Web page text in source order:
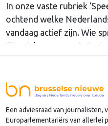
In onze vaste rubriek
ochtend welke
vandaag actief zijn. Wie
Straatsburg, en wat staat
Een adviesraad van journalisten,
Europarlementariërs van allerlei